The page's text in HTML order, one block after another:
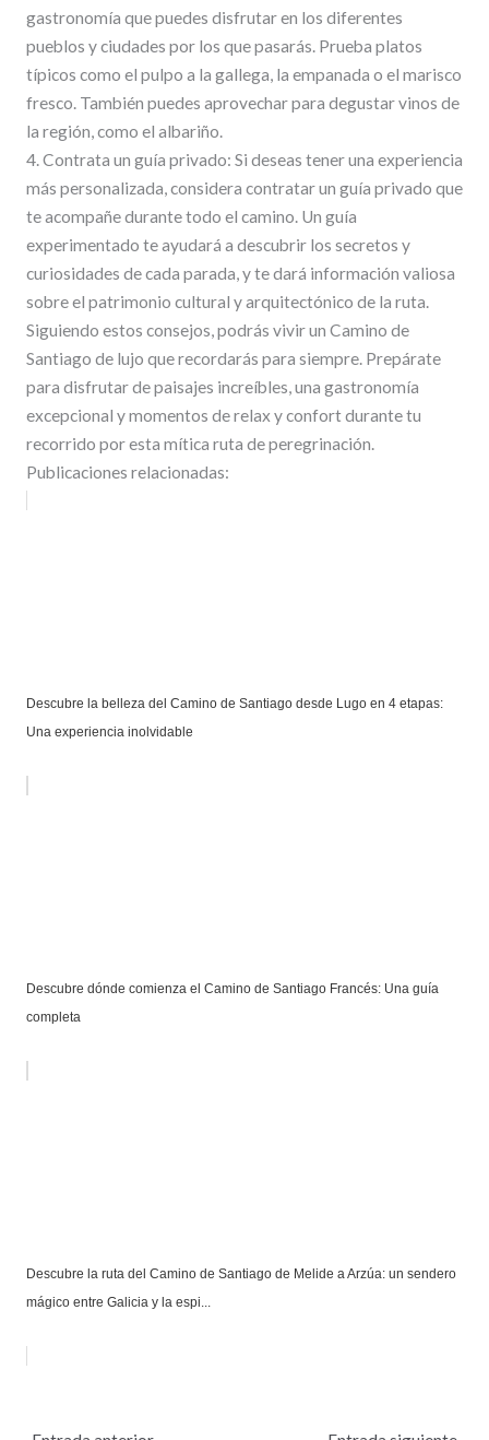
gastronomía que puedes disfrutar en los diferentes
pueblos y ciudades por los que pasarás. Prueba platos
típicos como el pulpo a la gallega, la empanada o el marisco
fresco. También puedes aprovechar para degustar vinos de
la región, como el albariño.
4. Contrata un guía privado: Si deseas tener una experiencia
más personalizada, considera contratar un guía privado que
te acompañe durante todo el camino. Un guía
experimentado te ayudará a descubrir los secretos y
curiosidades de cada parada, y te dará información valiosa
sobre el patrimonio cultural y arquitectónico de la ruta.
Siguiendo estos consejos, podrás vivir un Camino de
Santiago de lujo que recordarás para siempre. Prepárate
para disfrutar de paisajes increíbles, una gastronomía
excepcional y momentos de relax y confort durante tu
recorrido por esta mítica ruta de peregrinación.
Publicaciones relacionadas:
Descubre la belleza del Camino de Santiago desde Lugo en 4 etapas:
Una experiencia inolvidable
Descubre dónde comienza el Camino de Santiago Francés: Una guía
completa
Descubre la ruta del Camino de Santiago de Melide a Arzúa: un sendero
mágico entre Galicia y la espi...